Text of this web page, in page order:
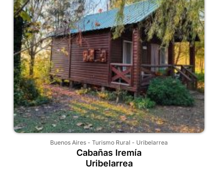
Buenos Aires - Turismo Rural - Uribelarrea
Cabañas Iremía
Uribelarrea